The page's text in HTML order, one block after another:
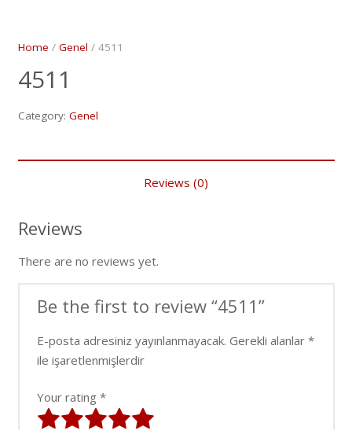
Home / Genel / 4511
4511
Category: Genel
Reviews (0)
Reviews
There are no reviews yet.
Be the first to review “4511”
E-posta adresiniz yayınlanmayacak. Gerekli alanlar *
ile işaretlenmişlerdir
Your rating *